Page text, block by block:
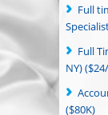
Full
Full
NY)
($80K)